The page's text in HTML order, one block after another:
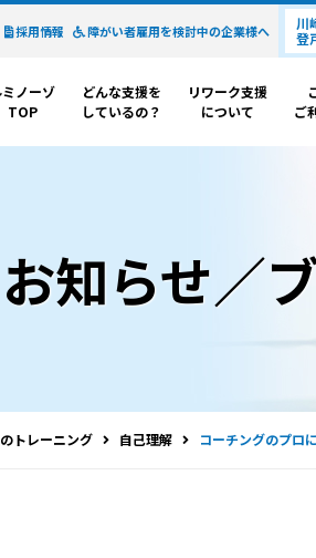
採用情報 障がい者雇用を検討中の企業様へ
川
登
ミノーゾ
TOP
どんな支援を
しているの？
リワーク支援
について
ご
お知らせ／
トレーニング 自己理解 コーチングのプロ